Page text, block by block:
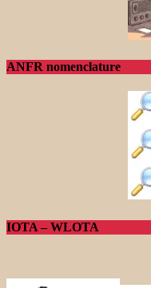
ANFR nomenclature
IOTA – WLOTA